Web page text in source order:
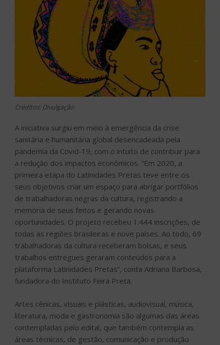
Créditos: Divulgação
A iniciativa surgiu em meio à emergência da crise
sanitária e humanitária global desencadeada pela
pandemia da Covid-19, com o intuito de contribuir para
a redução dos impactos econômicos. “Em 2020, a
primeira etapa do Latinidades Pretas teve entre os
seus objetivos criar um espaço para abrigar portfólios
de trabalhadoras negras da cultura, registrando a
memória de seus feitos e gerando novas
oportunidades. O projeto recebeu 1.444 inscrições, de
todas as regiões brasileiras e nove países. Ao todo, 69
trabalhadoras da cultura receberam bolsas, e seus
trabalhos entregues geraram conteúdos para a
plataforma Latinidades Pretas”, conta Adriana Barbosa,
fundadora do Instituto Feira Preta.
Artes cênicas, visuais e plásticas, audiovisual, música,
literatura, moda e gastronomia são algumas das áreas
contempladas pelo edital, que também contempla as
áreas técnicas, de gestão, comunicação e produção